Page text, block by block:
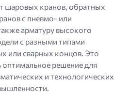
шаровых кранов, обратных
с пневмо- или
арматуру высокого
с разными типами
или сварных концов. Это
оптимальное решение для
и технологических